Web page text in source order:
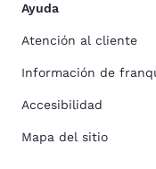
Ayuda
Atención al cliente
Información de
Accesibilidad
Mapa del sitio